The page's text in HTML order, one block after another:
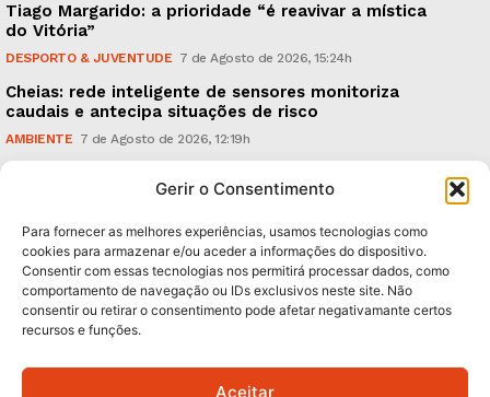
Gerir o Consentimento
Para fornecer as melhores experiências, usamos tecnologias como
cookies para armazenar e/ou aceder a informações do dispositivo.
Consentir com essas tecnologias nos permitirá processar dados, como
comportamento de navegação ou IDs exclusivos neste site. Não
consentir ou retirar o consentimento pode afetar negativamante certos
recursos e funções.
Aceitar
Tiago Margarido: a prioridade “é reavivar a mística
do Vitória”
DESPORTO & JUVENTUDE 7 de Agosto de 2026, 15:24h
Cheias: rede inteligente de sensores monitoriza
caudais e antecipa situações de risco
AMBIENTE 7 de Agosto de 2026, 12:19h
Subscreva Newsletter: